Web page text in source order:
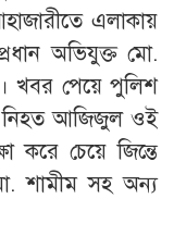
এলাকায়
অভিযুক্ত মো.
খবর পেয়ে পুলিশ
নিহত আজিজুল ওই
করে চেয়ে জিন্তে
শামীম সহ অন্য